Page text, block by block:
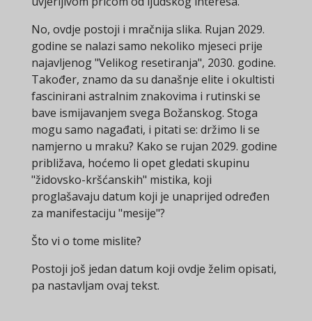
No, ovdje postoji i mračnija slika. Rujan 2029.
godine se nalazi samo nekoliko mjeseci prije
najavljenog "Velikog resetiranja", 2030. godine.
Također, znamo da su današnje elite i okultisti
fascinirani astralnim znakovima i rutinski se
bave ismijavanjem svega Božanskog. Stoga
mogu samo nagađati, i pitati se: držimo li se
namjerno u mraku? Kako se rujan 2029. godine
približava, hoćemo li opet gledati skupinu
"židovsko-kršćanskih" mistika, koji
proglašavaju datum koji je unaprijed određen
za manifestaciju "mesije"?
Što vi o tome mislite?
Postoji još jedan datum koji ovdje želim opisati,
pa nastavljam ovaj tekst.